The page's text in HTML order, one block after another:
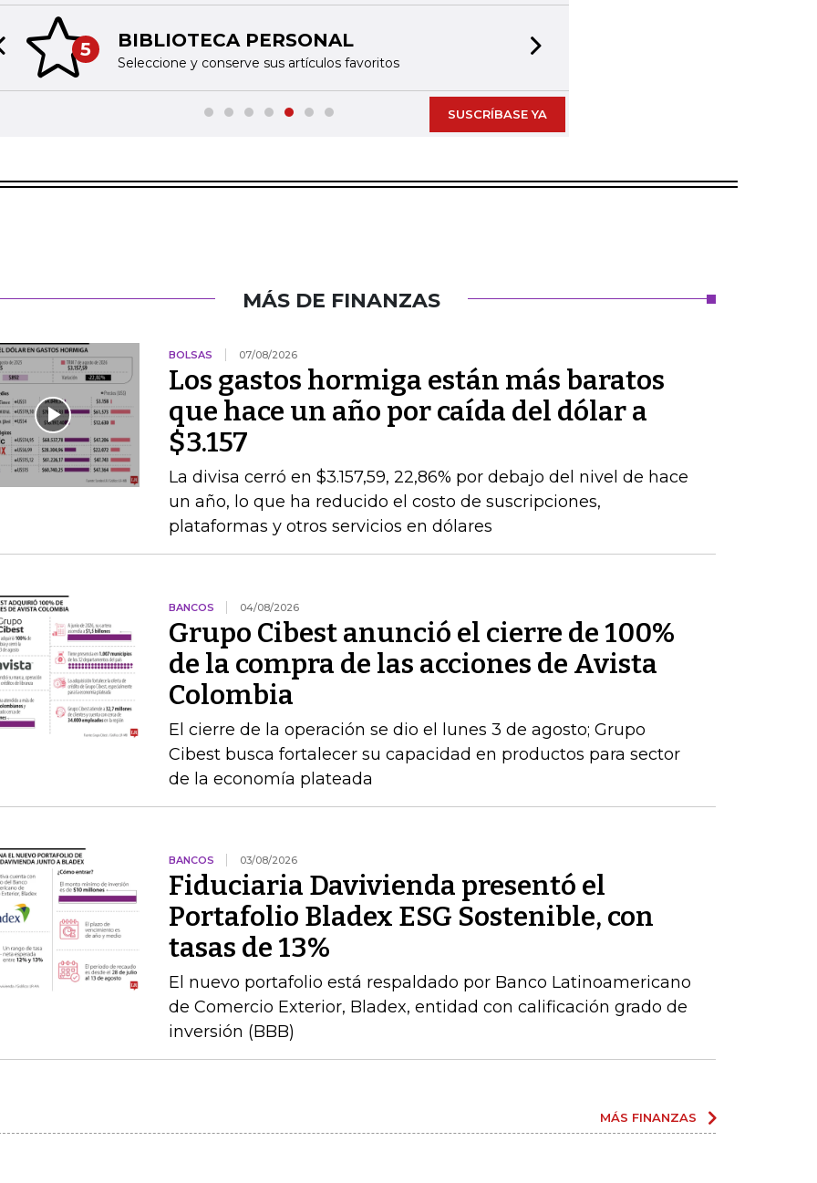
5 BIBLIOTECA PERSONAL
Seleccione y conserve sus artículos favoritos
Previous slide
SUSCRÍBASE YA
MÁS DE FINANZAS
BOLSAS 07/08/2026
Los gastos hormiga están más baratos
que hace un año por caída del dólar a
$3.157
La divisa cerró en $3.157,59, 22,86% por debajo del nivel de hace
un año, lo que ha reducido el costo de suscripciones,
plataformas y otros servicios en dólares
BANCOS 04/08/2026
Grupo Cibest anunció el cierre de 100%
de la compra de las acciones de Avista
Colombia
El cierre de la operación se dio el lunes 3 de agosto; Grupo
Cibest busca fortalecer su capacidad en productos para sector
de la economía plateada
BANCOS 03/08/2026
Fiduciaria Davivienda presentó el
Portafolio Bladex ESG Sostenible, con
tasas de 13%
El nuevo portafolio está respaldado por Banco Latinoamericano
de Comercio Exterior, Bladex, entidad con calificación grado de
inversión (BBB)
MÁS FINANZAS